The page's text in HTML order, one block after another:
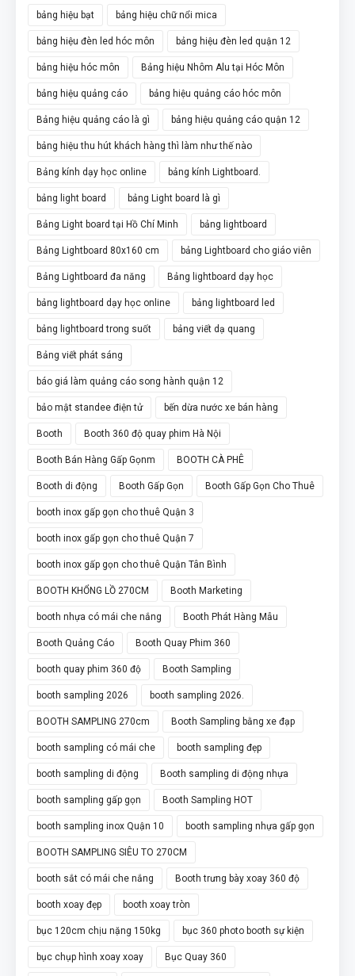
bảng hiệu bạt bảng hiệu chữ nổi mica
bảng hiệu đèn led hóc môn bảng hiệu đèn led quận 12
bảng hiệu hóc môn Bảng hiệu Nhôm Alu tại Hóc Môn
bảng hiệu quảng cáo bảng hiệu quảng cáo hóc môn
Bảng hiệu quảng cáo là gì bảng hiệu quảng cáo quận 12
bảng hiệu thu hút khách hàng thì làm như thế nào
Bảng kính dạy học online bảng kính Lightboard.
bảng light board bảng Light board là gì
Bảng Light board tại Hồ Chí Minh bảng lightboard
Bảng Lightboard 80x160 cm bảng Lightboard cho giáo viên
Bảng Lightboard đa năng Bảng lightboard dạy học
bảng lightboard dạy học online bảng lightboard led
bảng lightboard trong suốt bảng viết dạ quang
Bảng viết phát sáng
báo giá làm quảng cáo song hành quận 12
bảo mật standee điện tử bến dừa nước xe bán hàng
Booth Booth 360 độ quay phim Hà Nội
Booth Bán Hàng Gấp Gọnm BOOTH CÀ PHÊ
Booth di động Booth Gấp Gọn Booth Gấp Gọn Cho Thuê
booth inox gấp gọn cho thuê Quận 3
booth inox gấp gọn cho thuê Quận 7
booth inox gấp gọn cho thuê Quận Tân Bình
BOOTH KHỔNG LỒ 270CM Booth Marketing
booth nhựa có mái che nắng Booth Phát Hàng Mẫu
Booth Quảng Cáo Booth Quay Phim 360
booth quay phim 360 độ Booth Sampling
booth sampling 2026 booth sampling 2026.
BOOTH SAMPLING 270cm Booth Sampling bằng xe đạp
booth sampling có mái che booth sampling đẹp
booth sampling di động Booth sampling di động nhựa
booth sampling gấp gọn Booth Sampling HOT
booth sampling inox Quận 10 booth sampling nhựa gấp gọn
BOOTH SAMPLING SIÊU TO 270CM
booth sắt có mái che nắng Booth trưng bày xoay 360 độ
booth xoay đẹp booth xoay tròn
bục 120cm chịu nặng 150kg bục 360 photo booth sự kiện
bục chụp hình xoay xoay Bục Quay 360